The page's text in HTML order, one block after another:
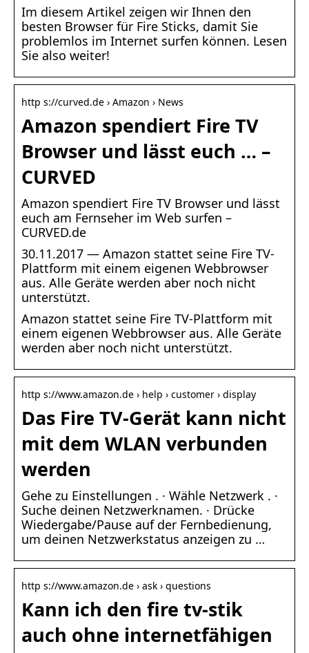
Im diesem Artikel zeigen wir Ihnen den
besten Browser für Fire Sticks, damit Sie
problemlos im Internet surfen können. Lesen
Sie also weiter!
http s://curved.de › Amazon › News
Amazon spendiert Fire TV
Browser und lässt euch … –
CURVED
Amazon spendiert Fire TV Browser und lässt
euch am Fernseher im Web surfen –
CURVED.de
30.11.2017 — Amazon stattet seine Fire TV-
Plattform mit einem eigenen Webbrowser
aus. Alle Geräte werden aber noch nicht
unterstützt.
Amazon stattet seine Fire TV-Plattform mit
einem eigenen Webbrowser aus. Alle Geräte
werden aber noch nicht unterstützt.
http s://www.amazon.de › help › customer › display
Das Fire TV-Gerät kann nicht
mit dem WLAN verbunden
werden
Gehe zu Einstellungen . · Wähle Netzwerk . ·
Suche deinen Netzwerknamen. · Drücke
Wiedergabe/Pause auf der Fernbedienung,
um deinen Netzwerkstatus anzeigen zu …
http s://www.amazon.de › ask › questions
Kann ich den fire tv-stik
auch ohne internetfähigen